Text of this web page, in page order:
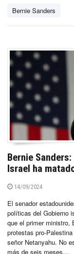
Bernie Sanders
Bernie
Israel ha
14/09/2024
El senador
políticas del Gobierno
que el primer ministro,
protestas pro-
señor Netanyahu. No
más de seis meses...